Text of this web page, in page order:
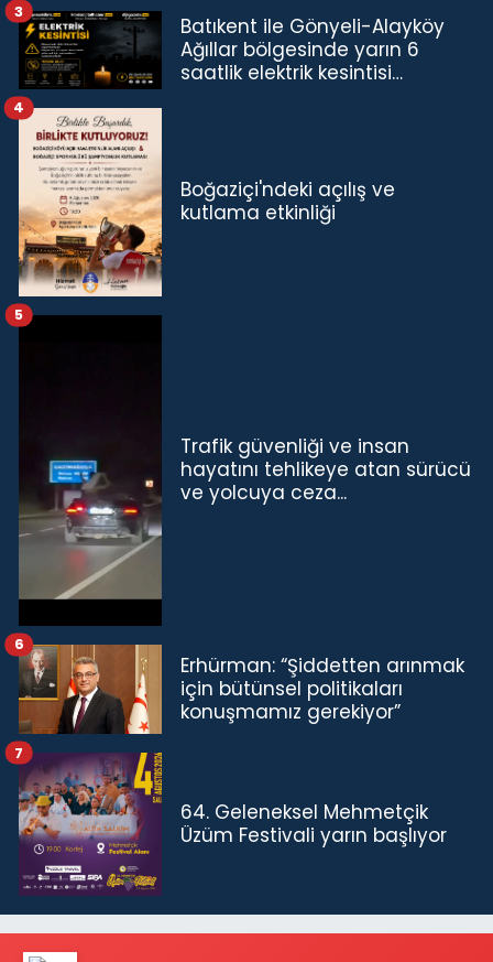
Batıkent ile Gönyeli-Alayköy
Ağıllar bölgesinde yarın 6
saatlik elektrik kesintisi…
3
Boğaziçi'ndeki açılış ve
kutlama etkinliği
4
Trafik güvenliği ve insan
hayatını tehlikeye atan sürücü
ve yolcuya ceza...
5
Erhürman: “Şiddetten arınmak
için bütünsel politikaları
konuşmamız gerekiyor”
6
64. Geleneksel Mehmetçik
Üzüm Festivali yarın başlıyor
7